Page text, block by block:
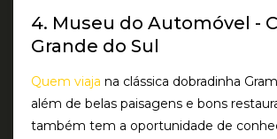
4. Museu do Automóvel -
Grande do Sul
Quem viaja na clássica dobradinha
além de belas paisagens e bons
também tem a oportunidade de